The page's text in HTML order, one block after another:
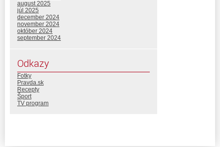
august 2025
júl 2025
december 2024
november 2024
október 2024
september 2024
Odkazy
Fotky
Pravda.sk
Recepty
Šport
TV program